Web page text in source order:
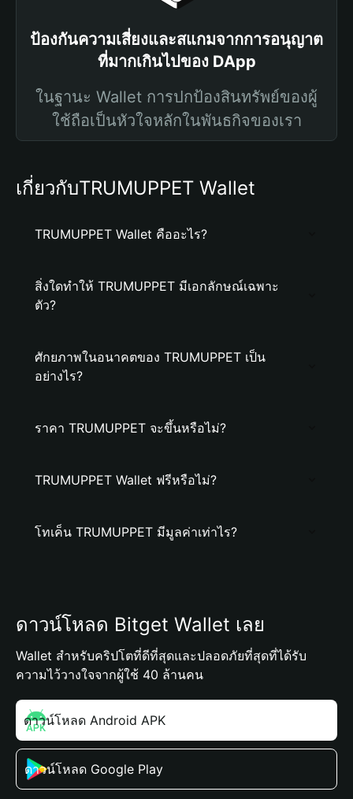
ป้องกันความเสี่ยงและสแกมจากการอนุญาต
ที่มากเกินไปของ DApp
ในฐานะ Wallet การปกป้องสินทรัพย์ของผู้
ใช้ถือเป็นหัวใจหลักในพันธกิจของเรา
เกี่ยวกับTRUMUPPET Wallet
TRUMUPPET Wallet คืออะไร?
สิ่งใดทำให้ TRUMUPPET มีเอกลักษณ์เฉพาะ
ตัว?
ศักยภาพในอนาคตของ TRUMUPPET เป็น
อย่างไร?
ราคา TRUMUPPET จะขึ้นหรือไม่?
TRUMUPPET Wallet ฟรีหรือไม่?
โทเค็น TRUMUPPET มีมูลค่าเท่าไร?
ดาวน์โหลด Bitget Wallet เลย
Wallet สำหรับคริปโตที่ดีที่สุดและปลอดภัยที่สุดที่ได้รับ
ความไว้วางใจจากผู้ใช้ 40 ล้านคน
ดาวน์โหลด Android APK
ดาวน์โหลด Google Play